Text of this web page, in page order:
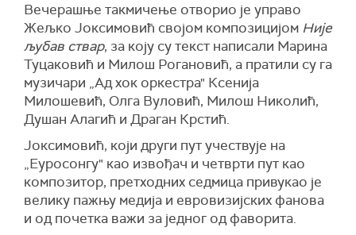
Вечерашње такмичење отворио је управо
Жељко Јоксимовић својом композицијом Није
љубав ствар, за коју су текст написали Марина
Туцаковић и Милош Рогановић, а пратили су га
музичари „Ад хок оркестра" Ксенија
Милошевић, Олга Вуловић, Милош Николић,
Душан Алагић и Драган Крстић.
Јоксимовић, који други пут учествује на
„Еуросонгу" као извођач и четврти пут као
композитор, претходних седмица привукао је
велику пажњу медија и евровизијских фанова
и од почетка важи за једног од фаворита.